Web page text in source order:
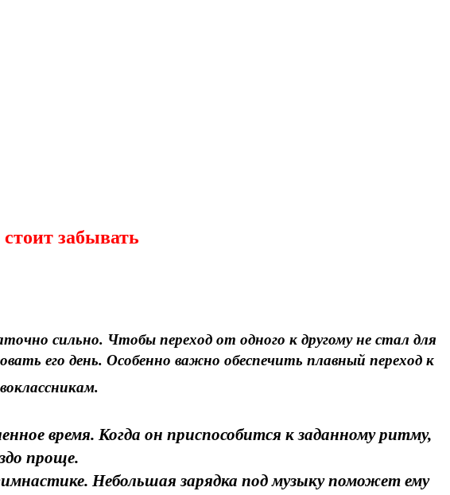
забывать
сильно. Чтобы переход от одного к другому не стал для
его день. Особенно важно обеспечить плавный переход к
время. Когда он приспособится к заданному ритму,
проще.
Небольшая зарядка под музыку поможет ему